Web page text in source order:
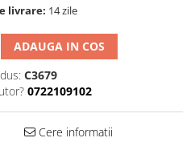
livrare: 14 zile
ADAUGA IN COS
C3679
0722109102
Cere informatii